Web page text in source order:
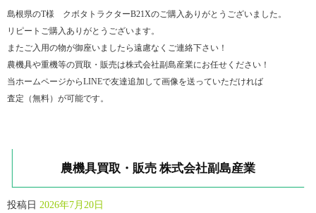
島根県のT様 クボタトラクターB21Xのご購入ありがとうございました。
リピートご購入ありがとうございます。
またご入用の物が御座いましたら遠慮なくご連絡下さい！
農機具や重機等の買取・販売は株式会社副島産業にお任せください！
当ホームページからLINEで友達追加して画像を送っていただければ
査定（無料）が可能です。
農機具買取・販売 株式会社副島産業
投稿日 2026年7月20日